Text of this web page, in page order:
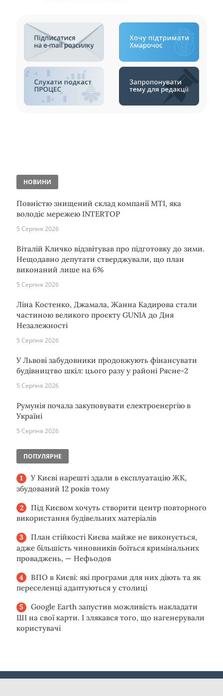
НОВИНИ
Повністю знищений склад компанії MTI, яка
володіє мережею INTERTOP
5 Серпня 2026
Віталій Кличко відзвітував про підготовку до зими.
Нещодавно депутати стверджували, що план
виконаний лише на 6%
5 Серпня 2026
Ліна Костенко, Джамала, Жанна Кадирова стали
частиною великого проєкту GUNIA до Дня
Незалежності
5 Серпня 2026
У Львові забудовники продовжують фінансувати
будівництво шкіл: цього разу у районі Рясне-2
5 Серпня 2026
Румунія почала закуповувати електроенергію в
Україні
5 Серпня 2026
ПОПУЛЯРНЕ
У Києві нарешті здали в експлуатацію ЖК,
збудований 12 років тому
Під Києвом хочуть створити центр повторного
використання будівельних матеріалів
План стійкості Києва майже не виконується,
адже більшість чиновників боїться кримінальних
проваджень, — Нефьодов
ВПО в Києві: які програми для них діють та як
переселенці адаптуються у столиці
Google Earth запустив можливість накладати
ШІ на свої карти. І злякався того, що нагенерували
користувачі